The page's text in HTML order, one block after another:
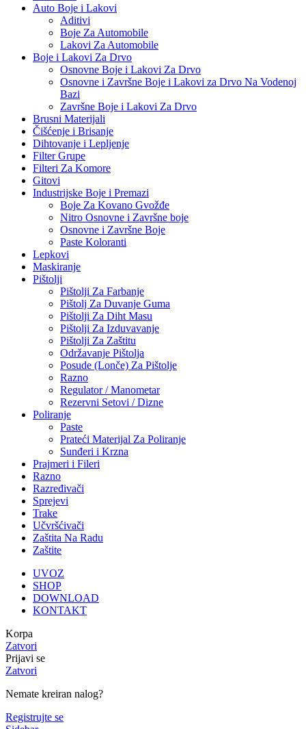
Auto Boje i Lakovi
Aditivi
Boje Za Automobile
Lakovi Za Automobile
Boje i Lakovi Za Drvo
Osnovne Boje i Lakovi Za Drvo
Osnovne i Završne Boje i Lakovi za Drvo Na Vodenoj
Bazi
Završne Boje i Lakovi Za Drvo
Brusni Materijali
Čišćenje i Brisanje
Dihtovanje i Lepljenje
Filter Grupe
Filteri Za Komore
Gitovi
Industrijske Boje i Premazi
Boje Za Kovano Gvožđe
Nitro Osnovne i Završne boje
Osnovne i Završne Boje
Paste Koloranti
Lepkovi
Maskiranje
Pištolji
Pištolji Za Farbanje
Pištolj Za Duvanje Guma
Pištolji Za Diht Masu
Pištolji Za Izduvavanje
Pištolji Za Zaštitu
Održavanje Pištolja
Posude (Lonče) Za Pištolje
Razno
Regulator / Manometar
Rezervni Setovi / Dizne
Poliranje
Paste
Prateći Materijal Za Poliranje
Sunđeri i Krzna
Prajmeri i Fileri
Razno
Razređivači
Sprejevi
Trake
Učvršćivači
Zaštita Na Radu
Zaštite
UVOZ
SHOP
DOWNLOAD
KONTAKT
Korpa
Zatvori
Prijavi se
Zatvori
Nemate kreiran nalog?
Registrujte se